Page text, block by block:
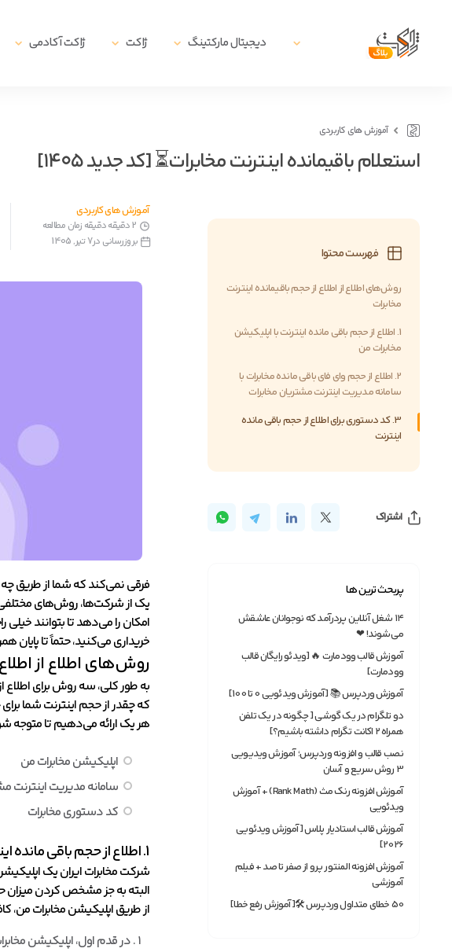
دیجیتال مارکتینگ ژاکت ژاکت آکادمی
آموزش های کاربردی
استعلام باقیمانده اینترنت مخابرات⏳ [کد جدید ۱۴۰۵]
فهرست محتوا
روش‌های اطلاع از اطلاع از حجم باقیمانده اینترنت
مخابرات
1. اطلاع از حجم باقی مانده اینترنت با اپلیکیشن
مخابرات من
2. اطلاع از حجم وای فای باقی مانده مخابرات با
سامانه مدیریت اینترنت مشتریان مخابرات
3. کد دستوری برای اطلاع از حجم باقی مانده
اینترنت
اشتراک
پربحث ترین ها
۱۴ شغل آنلاین پردرآمد که نوجوانان عاشقش
می‌شوند! ❤
آموزش قالب وودمارت 🔥 [ویدئو رایگان قالب
وودمارت]
آموزش وردپرس 📚 [آموزش ویدئویی 0 تا 100]
دو تلگرام در یک گوشی [ چگونه در یک تلفن
همراه ۲ اکانت تگرام داشته باشیم؟]
نصب قالب و افزونه وردپرس؛ آموزش ویدیویی
3 روش سریع و آسان
آموزش افزونه رنک مث (Rank Math) + آموزش
ویدئویی
آموزش قالب استادیار پلاس [آموزش ویدئویی
2026]
آموزش افزونه المنتور پرو از صفر تا صد + فیلم
آموزشی
50 خطای متداول وردپرس 🛠[آموزش رفع خطا]
آموزش های کاربردی
2 دقیقه دقیقه زمان مطالعه
بروزرسانی در7 تیر, 1405
فرقی نمی‌کند که شما از طریق چه
یک از شرکت‌ها، روش‌های مختلفی
امکان را می‌دهد تا بتوانند
خریداری می‌کنید، حتماً تا پایان
روش‌های اطلاع از
به طور کلی، سه روش برای اطلاع
که چقدر از حجم اینترنت شما
هر یک ارائه می‌دهیم تا متوجه
اپلیکیشن مخابرات من
سامانه مدیریت اینترنت
کد دستوری مخابرات
1. اطلاع از حجم باقی مانده اینترنت با اپلیکیشن مخابرات من
شرکت مخابرات ایران یک
البته به جز مشخص کردن میزان
از طریق اپلیکیشن مخابرات من،
در قدم اول، اپلیکیشن